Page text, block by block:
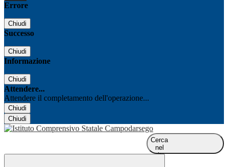
Errore
Chiudi
Successo
Chiudi
Informazione
Chiudi
Attendere...
Attendere il completamento dell'operazione...
Chiudi
Chiudi
Cerca
nel
sito